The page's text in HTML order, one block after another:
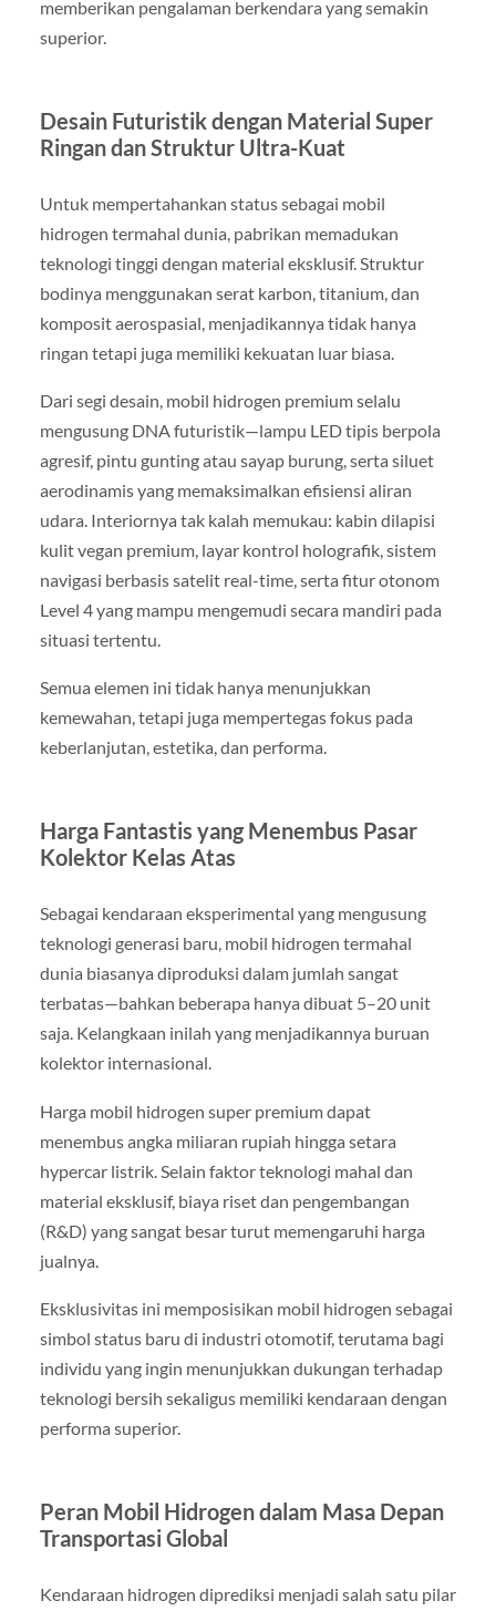
memberikan pengalaman berkendara yang semakin
superior.
Desain Futuristik dengan Material Super
Ringan dan Struktur Ultra-Kuat
Untuk mempertahankan status sebagai mobil
hidrogen termahal dunia, pabrikan memadukan
teknologi tinggi dengan material eksklusif. Struktur
bodinya menggunakan serat karbon, titanium, dan
komposit aerospasial, menjadikannya tidak hanya
ringan tetapi juga memiliki kekuatan luar biasa.
Dari segi desain, mobil hidrogen premium selalu
mengusung DNA futuristik—lampu LED tipis berpola
agresif, pintu gunting atau sayap burung, serta siluet
aerodinamis yang memaksimalkan efisiensi aliran
udara. Interiornya tak kalah memukau: kabin dilapisi
kulit vegan premium, layar kontrol holografik, sistem
navigasi berbasis satelit real-time, serta fitur otonom
Level 4 yang mampu mengemudi secara mandiri pada
situasi tertentu.
Semua elemen ini tidak hanya menunjukkan
kemewahan, tetapi juga mempertegas fokus pada
keberlanjutan, estetika, dan performa.
Harga Fantastis yang Menembus Pasar
Kolektor Kelas Atas
Sebagai kendaraan eksperimental yang mengusung
teknologi generasi baru, mobil hidrogen termahal
dunia biasanya diproduksi dalam jumlah sangat
terbatas—bahkan beberapa hanya dibuat 5–20 unit
saja. Kelangkaan inilah yang menjadikannya buruan
kolektor internasional.
Harga mobil hidrogen super premium dapat
menembus angka miliaran rupiah hingga setara
hypercar listrik. Selain faktor teknologi mahal dan
material eksklusif, biaya riset dan pengembangan
(R&D) yang sangat besar turut memengaruhi harga
jualnya.
Eksklusivitas ini memposisikan mobil hidrogen sebagai
simbol status baru di industri otomotif, terutama bagi
individu yang ingin menunjukkan dukungan terhadap
teknologi bersih sekaligus memiliki kendaraan dengan
performa superior.
Peran Mobil Hidrogen dalam Masa Depan
Transportasi Global
Kendaraan hidrogen diprediksi menjadi salah satu pilar